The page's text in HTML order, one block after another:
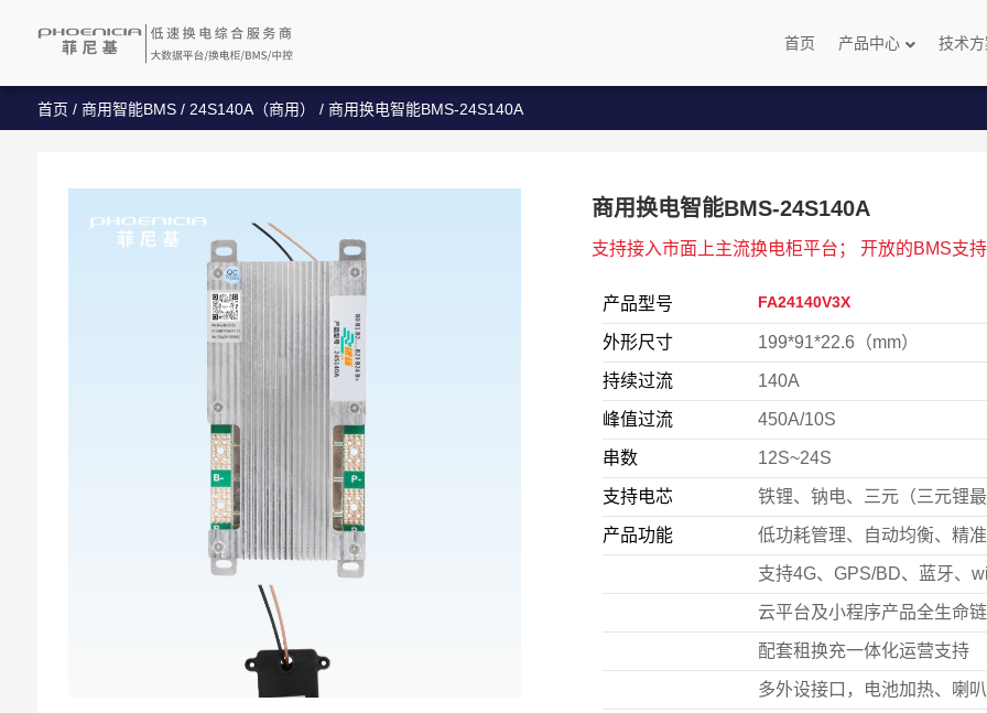
首页 产品中心 技术
首页 / 商用智能BMS/ 24S140A（商用） / 商用换电智能BMS-24S140A
商用换电智能BMS-24S140A
支持接入市面上主流换电柜平台； 开放的BMS支
产品型号 FA24140V3X
外形尺寸 199*91*22.6（mm）
持续过流 140A
峰值过流 450A/10S
串数 12S~24S
支持电芯 铁锂、钠电、三元（三元锂
产品功能 低功耗管理、自动均衡、精
支持4G、GPS/BD、蓝牙、
云平台及小程序产品全生命
配套租换充一体化运营支持
多外设接口，电池加热、喇